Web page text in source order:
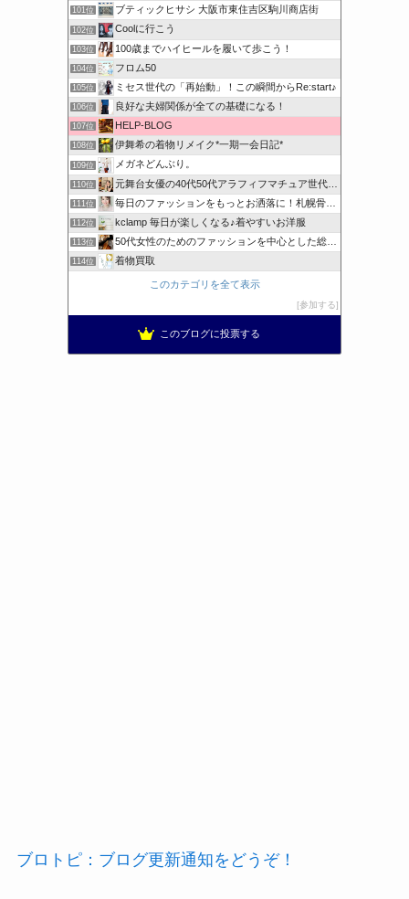
101位 ブティックヒサシ 大阪市東住吉区駒川商店街
102位 Coolに行こう
103位 100歳までハイヒールを履いて歩こう！
104位 フロム50
105位 ミセス世代の「再始動」！この瞬間からRe:start♪
106位 良好な夫婦関係が全ての基礎になる！
107位 HELP-BLOG
108位 伊舞希の着物リメイク*一期一会日記*
109位 メガネどんぶり。
110位 元舞台女優の40代50代アラフィフマチュア世代リアルコーデ
111位 毎日のファッションをもっとお洒落に！札幌骨格診断
112位 kclamp 毎日が楽しくなる♪着やすいお洋服
113位 50代女性のためのファッションを中心とした総合情報ブログ
114位 着物買取
このカテゴリを全て表示
参加する
このブログに投票する
ブロトピ：ブログ更新通知をどうぞ！